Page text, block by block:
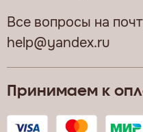
Принимаем к
Все вопросы на
help@yandex.ru